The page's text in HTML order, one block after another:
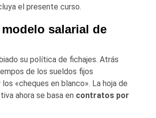
el presente curso.
salarial de
su política de fichajes. Atrás
de los sueldos fijos
«cheques en blanco». La hoja de
ahora se basa en contratos por